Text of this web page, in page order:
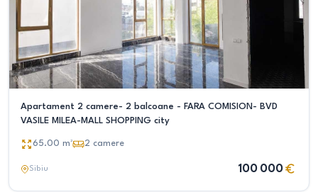
Apartament 2 camere- 2 balcoane - FARA COMISION- BVD
VASILE MILEA-MALL SHOPPING city
65.00 m² 2 camere
Sibiu 100 000